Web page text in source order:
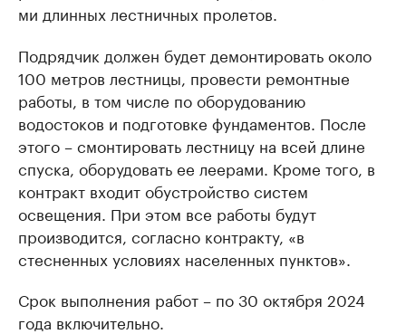
ми длинных лестничных пролетов.
Подрядчик должен будет демонтировать около
100 метров лестницы, провести ремонтные
работы, в том числе по оборудованию
водостоков и подготовке фундаментов. После
этого – смонтировать лестницу на всей длине
спуска, оборудовать ее леерами. Кроме того, в
контракт входит обустройство систем
освещения. При этом все работы будут
производится, согласно контракту, «в
стесненных условиях населенных пунктов».
Срок выполнения работ – по 30 октября 2024
года включительно.